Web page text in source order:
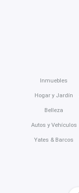
Inmuebles
Hogar y Jardín
Belleza
Autos y Vehículos
Yates & Barcos